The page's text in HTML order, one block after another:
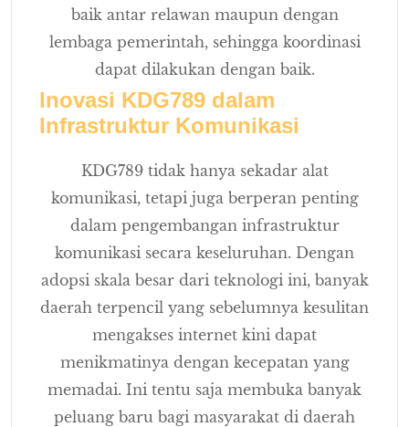
baik antar relawan maupun dengan
lembaga pemerintah, sehingga koordinasi
dapat dilakukan dengan baik.
Inovasi KDG789 dalam
Infrastruktur Komunikasi
KDG789 tidak hanya sekadar alat
komunikasi, tetapi juga berperan penting
dalam pengembangan infrastruktur
komunikasi secara keseluruhan. Dengan
adopsi skala besar dari teknologi ini, banyak
daerah terpencil yang sebelumnya kesulitan
mengakses internet kini dapat
menikmatinya dengan kecepatan yang
memadai. Ini tentu saja membuka banyak
peluang baru bagi masyarakat di daerah